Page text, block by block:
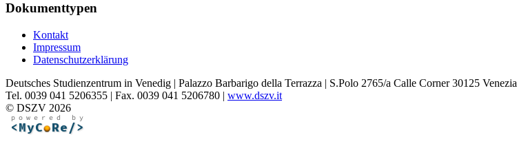
Dokumenttypen
Kontakt
Impressum
Datenschutzerklärung
Deutsches Studienzentrum in Venedig | Palazzo Barbarigo della Terrazza | S.Polo 2765/a Calle Corner 30125 Venezia
Tel. 0039 041 5206355 | Fax. 0039 041 5206780 | www.dszv.it
© DSZV 2026